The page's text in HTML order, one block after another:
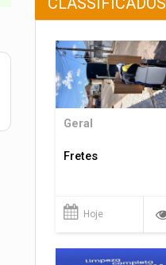
Geral
Fretes
Hoje